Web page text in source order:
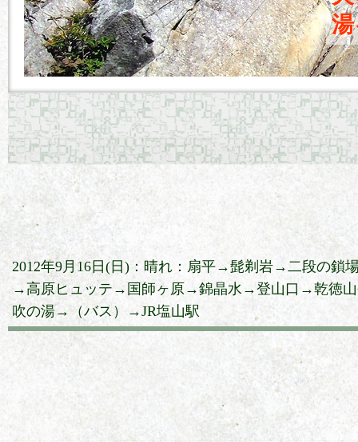
2012年9月16日(日)：晴れ：扇平→髭剃岩→二段の
→高原ヒュッテ→国師ヶ原→錦晶水→登山口→乾徳
吹の湯→（バス）→JR塩山駅